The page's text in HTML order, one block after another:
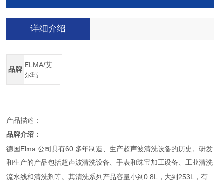
详细介绍
品牌
ELMA/艾
尔玛
产品描述：
品牌介绍：
德国 Elma公司具有60 多年制造、生产超声波清洗设备的历史。研发
和生产的产品包括超声波清洗设备、手表和珠宝加工设备、工业清洗
流水线和清洗剂等。其清洗系列产品容量小到0.8L ，大到253L
，有